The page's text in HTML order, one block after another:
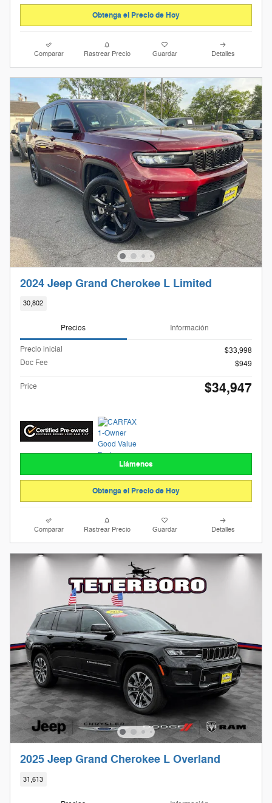
Obtenga el Precio de Hoy
Comparar Rastrear Precio Guardar Detalles
2024 Jeep Grand Cherokee L Limited
30,802
Precios Información
Precio inicial
$33,998
Doc Fee
$949
Price $34,947
Llámenos
Obtenga el Precio de Hoy
Comparar Rastrear Precio Guardar Detalles
2025 Jeep Grand Cherokee L Overland
31,613